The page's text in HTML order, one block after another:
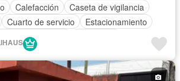
Calefacción
Caseta de vigilancia
Cuarto de servicio
Estacionamiento
con closet
Vista panorámica
amueblar